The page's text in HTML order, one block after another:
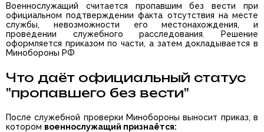
Военнослужащий считается пропавшим без вести при
официальном подтверждении факта отсутствия на месте
службы, невозможности его местонахождения, и
проведении служебного расследования. Решение
оформляется приказом по части, а затем докладывается в
Минобороны РФ
Что даёт официальный статус
"пропавшего без вести"
После служебной проверки Минобороны выносит приказ, в
котором военнослужащий признаётся: